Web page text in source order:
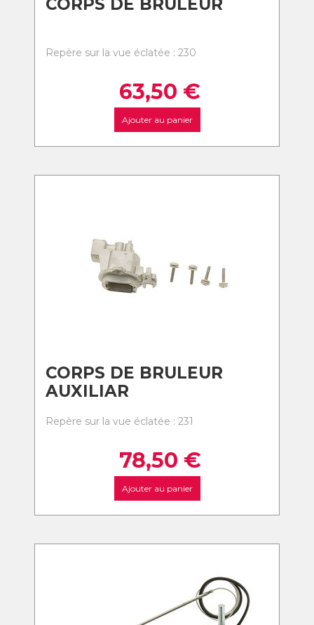
CORPS DE BRULEUR
Repère sur la vue éclatée : 230
63,50 €
Ajouter au panier
CORPS DE BRULEUR
AUXILIAR
Repère sur la vue éclatée : 231
78,50 €
Ajouter au panier